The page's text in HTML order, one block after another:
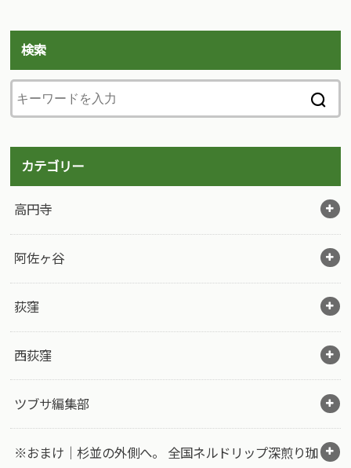
検索
カテゴリー
高円寺
阿佐ヶ谷
荻窪
西荻窪
ツブサ編集部
※おまけ｜杉並の外側へ。 全国ネルドリップ深煎り珈